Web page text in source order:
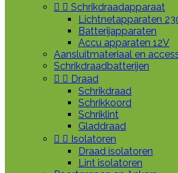
  Schrikdraadapparaat
Lichtnetapparaten
Batterijapparaten
Accu apparaten 12V
Aansluitmateriaal en
Schrikdraadbatterijen
  Draad
Schrikdraad
Schrikkoord
Schriklint
Gladdraad
  Isolatoren
Draad isolatoren
Lint isolatoren